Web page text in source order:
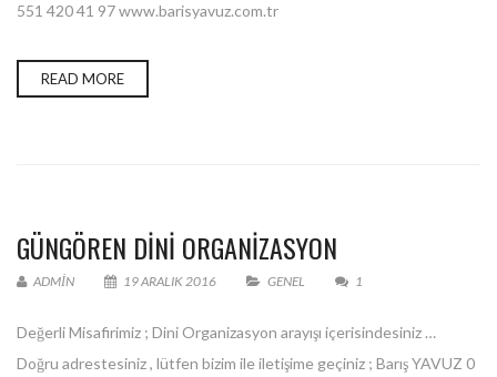
551 420 41 97 www.barisyavuz.com.tr
READ MORE
GÜNGÖREN DINI ORGANIZASYON
ADMIN 19 ARALIK 2016 GENEL 1
Değerli Misafirimiz ; Dini Organizasyon arayışı içerisindesiniz …
Doğru adrestesiniz , lütfen bizim ile iletişime geçiniz ; Barış YAVUZ 0